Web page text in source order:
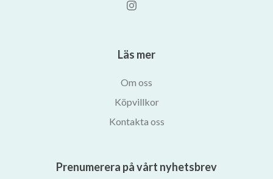
Läs mer
Om oss
Köpvillkor
Kontakta oss
Prenumerera på vårt nyhetsbrev